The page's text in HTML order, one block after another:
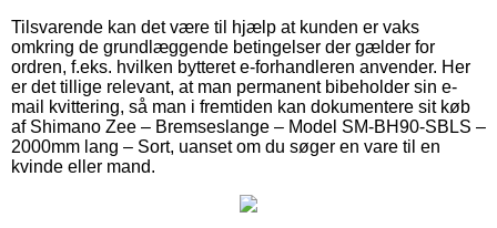
Tilsvarende kan det være til hjælp at kunden er vaks
omkring de grundlæggende betingelser der gælder for
ordren, f.eks. hvilken bytteret e-forhandleren anvender. Her
er det tillige relevant, at man permanent bibeholder sin e-
mail kvittering, så man i fremtiden kan dokumentere sit køb
af Shimano Zee – Bremseslange – Model SM-BH90-SBLS –
2000mm lang – Sort, uanset om du søger en vare til en
kvinde eller mand.